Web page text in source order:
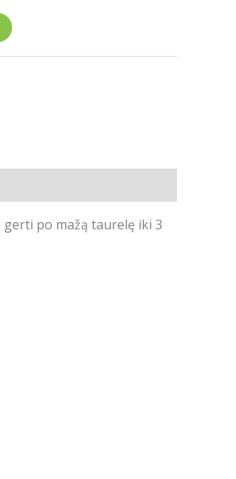
gerti po mažą taurelę iki 3